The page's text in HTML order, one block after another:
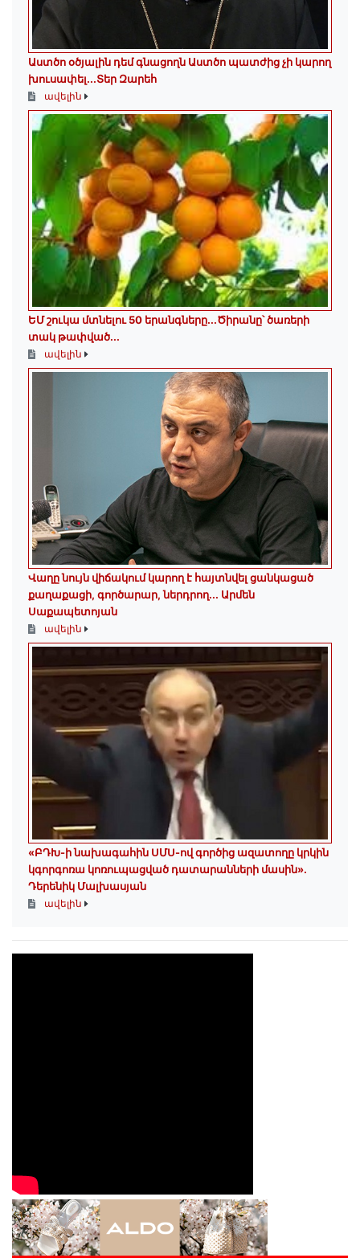
Աստծո օծյալին դեմ գնացողն Աստծո պատժից չի կարող
խուսափել․․․Տեր Զարեհ
ավելին
ԵՄ շուկա մտնելու 50 երանգները․․․Ծիրանը՝ ծառերի
տակ թափված․․․
ավելին
Վաղը նույն վիճակում կարող է հայտնվել ցանկացած
քաղաքացի, գործարար, ներդրող.․․ Արմեն
Սաքապետոյան
ավելին
«ԲԴԽ-ի նախագահին ՍՄՍ-ով գործից ազատողը կրկին
կգորգոռա կոռուպացված դատարանների մասին».
Դերենիկ Մալխասյան
ավելին